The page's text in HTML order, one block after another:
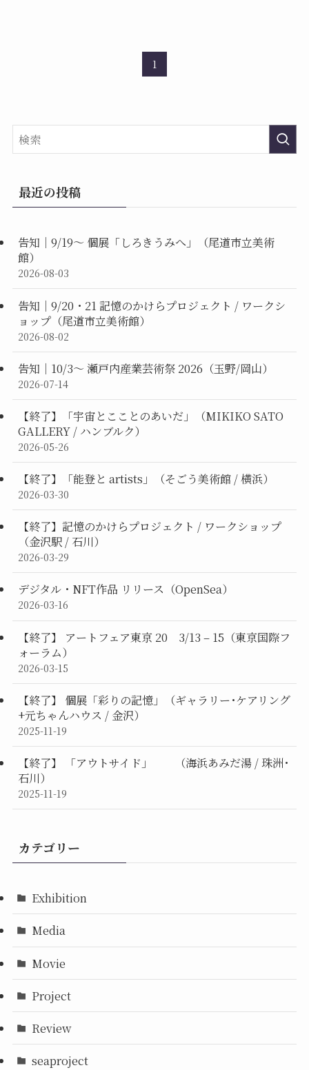
1
最近の投稿
告知｜9/19〜 個展「しろきうみへ」（尾道市立美術
館）
2026-08-03
告知｜9/20・21 記憶のかけらプロジェクト / ワークシ
ョップ（尾道市立美術館）
2026-08-02
告知｜10/3〜 瀬戸内産業芸術祭 2026（玉野/岡山）
2026-07-14
【終了】「宇宙とこことのあいだ」（MIKIKO SATO
GALLERY / ハンブルク）
2026-05-26
【終了】「能登と artists」（そごう美術館 / 横浜）
2026-03-30
【終了】記憶のかけらプロジェクト / ワークショップ
（金沢駅 / 石川）
2026-03-29
デジタル・NFT作品 リリース（OpenSea）
2026-03-16
【終了】 アートフェア東京 20 3/13 – 15（東京国際フ
ォーラム）
2026-03-15
【終了】 個展「彩りの記憶」（ギャラリー･ケアリング
+元ちゃんハウス / 金沢）
2025-11-19
【終了】 「アウトサイド」 （海浜あみだ湯 / 珠洲･
石川）
2025-11-19
カテゴリー
Exhibition
Media
Movie
Project
Review
seaproject